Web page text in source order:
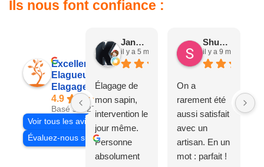
Ils nous font confiance :
Excellent
Elagueur 77
Elagage Villiers
4.9
Basé sur 27 avis
Voir tous les avis
Évaluez-nous sur
Jane D.
il y a 5 mois
Élagage de
mon sapin,
intervention le
jour même.
Personne
absolument
Shuang & Jean K.
il y a 9 mois
On a
rarement été
aussi satisfait
avec un
artisan. En un
mot : parfait !